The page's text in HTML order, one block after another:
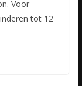
Voor
tot 12